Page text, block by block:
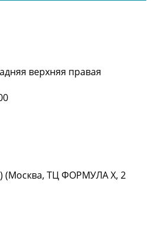
верхняя правая
(Москва, ТЦ ФОРМУЛА Х, 2